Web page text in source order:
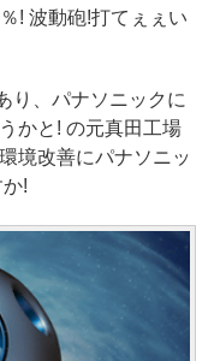
! 波動砲!打てぇぇい
り、パナソニックに
かと! の元真田工場
境改善にパナソニッ
!